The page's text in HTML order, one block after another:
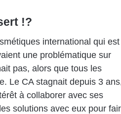
!?
international qui est
une problématique sur
pas, alors que tous les
Le CA stagnait depuis 3
à collaborer avec ses
solutions avec eux pour